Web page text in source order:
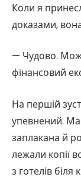
Коли я
доказами,
— Чудово.
фінансовий
На першій
упевнений.
заплакана й
лежали копії
з готелів біля